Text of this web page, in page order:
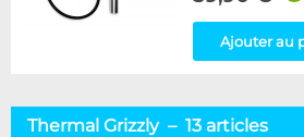
Ajouter au
Thermal Grizzly – 13 articles